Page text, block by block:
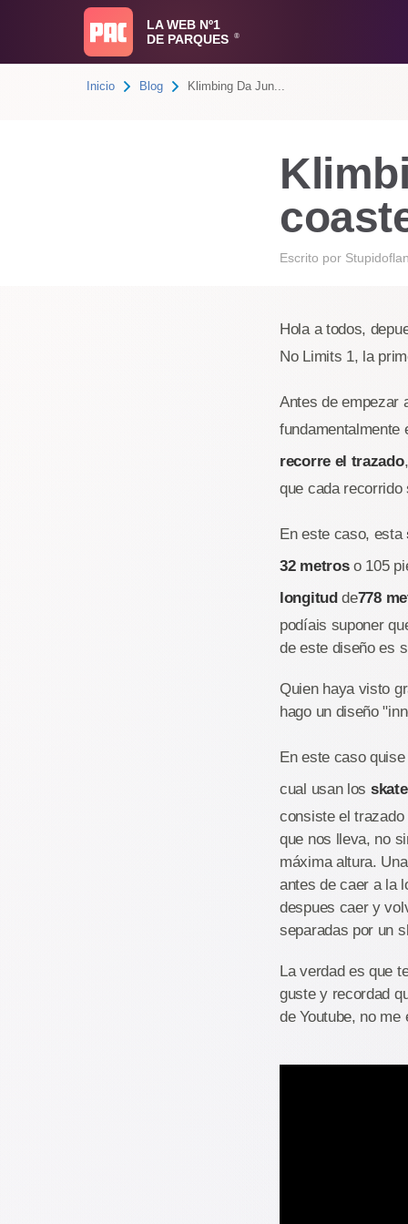
LA WEB Nº1
DE PARQUES
®
Inicio Blog Klimbing Da Jun...
Escrito por
Hola a todos,
No Limits 1, la
Antes de empezar
fundamentalmente
recorre el trazado
que cada
En este caso, esta
32 metroso 105
longitudde778
podíais suponer
de este diseño es
Quien haya visto
hago un diseño
En este caso
cual usan los
consiste el
que nos lleva, no
máxima altura.
antes de caer a la
despues caer y
separadas por un
La verdad es que
guste y recordad
de Youtube, no